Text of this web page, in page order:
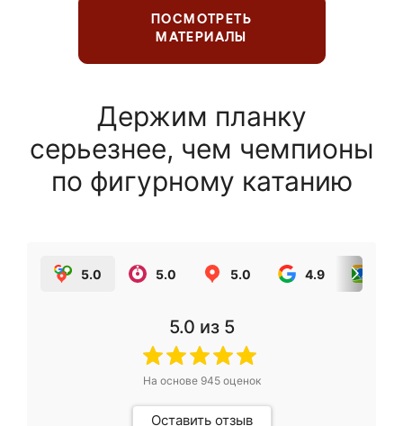
ПОСМОТРЕТЬ
МАТЕРИАЛЫ
Держим планку
серьезнее, чем чемпионы
по фигурному катанию
5.0 5.0 5.0 4.9
5.0 из 5
На основе 945оценок
Оставить отзыв